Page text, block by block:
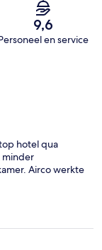
9,6
en service
hotel qua
minder
Airco werkte